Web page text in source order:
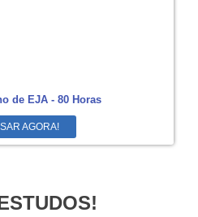
de EJA - 80 Horas
AGORA!